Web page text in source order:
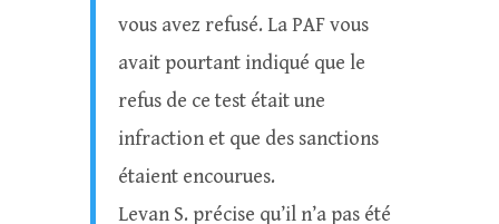
vous avez refusé. La PAF vous
avait pourtant indiqué que le
refus de ce test était une
infraction et que des sanctions
étaient encourues.
Levan S. précise qu’il n’a pas été